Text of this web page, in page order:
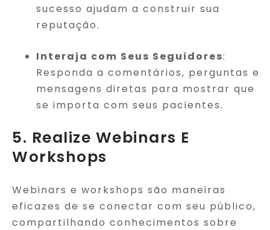
sucesso ajudam a construir sua
reputação.
Interaja com Seus Seguidores:
Responda a comentários, perguntas e
mensagens diretas para mostrar que
se importa com seus pacientes.
5. Realize Webinars E
Workshops
Webinars e workshops são maneiras
eficazes de se conectar com seu público,
compartilhando conhecimentos sobre